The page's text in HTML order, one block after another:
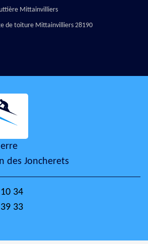
Mittainvilliers
de toiture Mittainvilliers 28190
des Joncherets
34
33